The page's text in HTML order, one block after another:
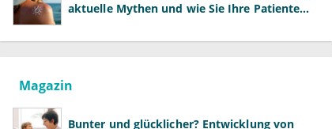
aktuelle Mythen und wie Sie Ihre Patienten
Magazin
Bunter und glücklicher? Entwicklung von